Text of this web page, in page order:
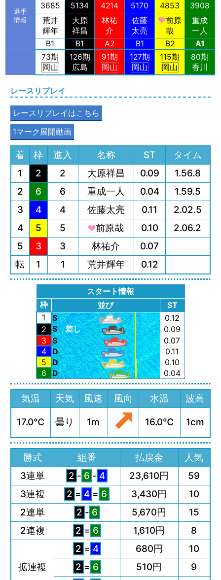
選手
情報
3685
5134 4214 5170 4853
3908
荒井
輝年
大原
祥昌
林祐
介
佐藤
太亮
前原
哉
重成
一人
B1
B1 A2 B1 B2
A1
73期
岡山
126期
広島
91期
岡山
127期
岡山
115期
岡山
80期
香川
レースリプレイ
レースリプレイはこちら
1マーク展開動画
着 枠 進入 名称 ST
タイム
1
2 2 大原祥昌 0.09
1.56.8
2
6 6 重成一人 0.04
1.59.5
3
4 4 佐藤太亮 0.11
2.02.5
4
5 5 前原哉 0.10
2.06.2
5
3 3 林祐介
0.07
転
1 1 荒井輝年 0.12
スタート情報
枠
並び
ST
1
S
0.12
2
S 差し
0.09
3
S
0.07
4 D
0.11
5
D
0.10
6
D 0.04
気温 天気 風速 風向 水温 波高
17.0℃ 曇り 1m 16.0℃ 1cm
勝式 組番 払戻金
人気
3連単
2 - 6 - 4 23,610円
59
3連複
2 = 4 = 6 3,430円
10
2連単
2 - 6 5,670円
15
2連複
2 = 6 1,610円 8
拡連複
2 = 4 680円
10
2 = 6 510円
9